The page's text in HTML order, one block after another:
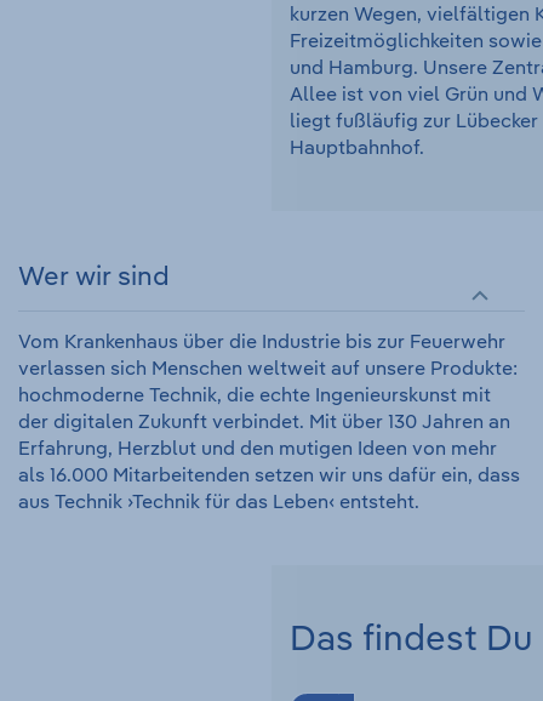
kurzen Wegen, vielfältigen
Freizeitmöglichkeiten
und Hamburg. Unsere
Allee ist von viel Grün und
liegt fußläufig zur
Hauptbahnhof.
Wer wir sind
Vom Krankenhaus über die Industrie bis zur Feuerwehr
verlassen sich Menschen weltweit auf unsere Produkte:
hochmoderne Technik, die echte Ingenieurskunst mit
der digitalen Zukunft verbindet. Mit über 130 Jahren an
Erfahrung, Herzblut und den mutigen Ideen von mehr
als 16.000 Mitarbeitenden setzen wir uns dafür ein, dass
aus Technik ›Technik für das Leben‹ entsteht.
Das findest Du